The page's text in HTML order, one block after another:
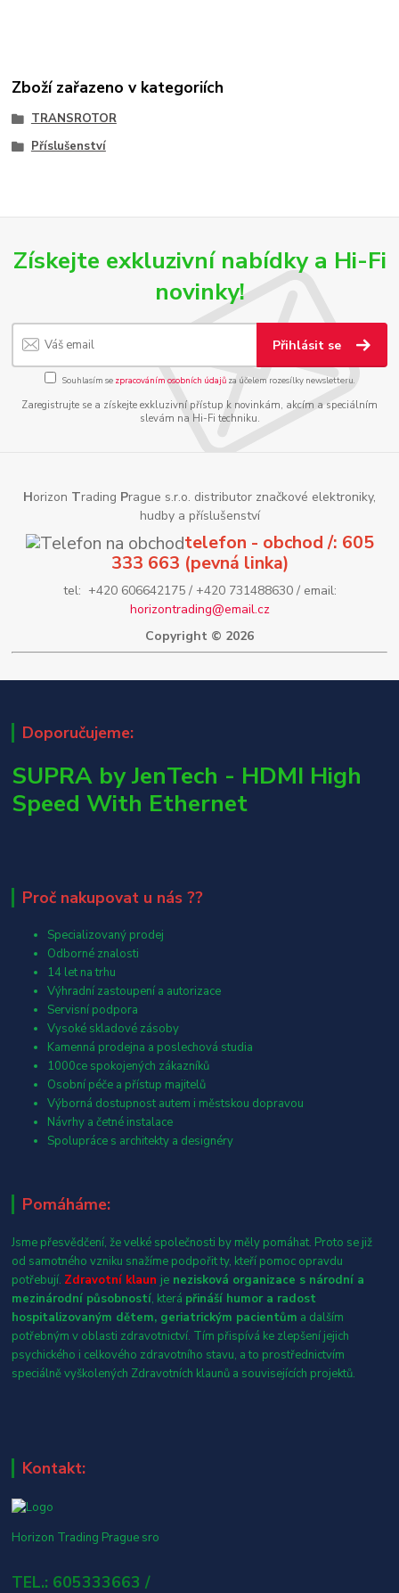
Zboží zařazeno v kategoriích
TRANSROTOR
Příslušenství
Získejte exkluzivní nabídky a Hi-Fi
novinky!
Přihlásit se
Souhlasím se zpracováním osobních údajůza účelem rozesílky newsletteru.
Zaregistrujte se a získejte exkluzivní přístup k novinkám, akcím a speciálním
slevám na Hi-Fi techniku.
Horizon Trading Prague s.r.o. distributor značkové elektroniky,
hudby a příslušenství
telefon - obchod /: 605
333 663 (pevná linka)
tel: +420 606642175 / +420 731488630 / email:
horizontrading@email.cz
Copyright © 2026
Doporučujeme:
SUPRA by JenTech - HDMI High
Speed With Ethernet
Proč nakupovat u nás ??
Specializovaný prodej
Odborné znalosti
14 let na trhu
Výhradní zastoupení a autorizace
Servisní podpora
Vysoké skladové zásoby
Kamenná prodejna a poslechová studia
1000ce spokojených zákazníků
Osobní péče a přístup majitelů
Výborná dostupnost autem i městskou dopravou
Návrhy a četné instalace
Spolupráce s architekty a designéry
Pomáháme:
Jsme přesvědčení, že velké společnosti by měly pomáhat. Proto se již
od samotného vzniku snažíme podpořit ty, kteří pomoc opravdu
potřebují. Zdravotní klaun je nezisková organizace s národní a
mezinárodní působností, která přináší humor a radost
hospitalizovaným dětem, geriatrickým pacientům a dalším
potřebným v oblasti zdravotnictví. Tím přispívá ke zlepšení jejich
psychického i celkového zdravotního stavu, a to prostřednictvím
speciálně vyškolených Zdravotních klaunů a souvisejících projektů.
Kontakt:
Horizon Trading Prague sro
TEL.: 605333663 /